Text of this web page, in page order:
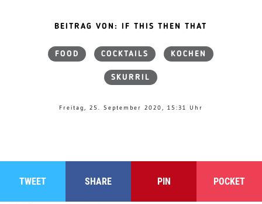
BEITRAG VON: IF THIS THEN THAT
FOOD COCKTAILS KOCHEN
SKURRIL
Freitag, 25. September 2020, 15:31 Uhr
TWEET SHARE PIN POCKET